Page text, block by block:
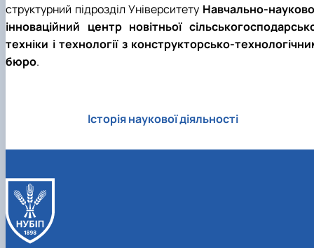
структурний підрозділ Університету Навчально-
інноваційний центр новітньої
техніки і технології з конструкторсько-
бюро.
Історія наукової діяльності